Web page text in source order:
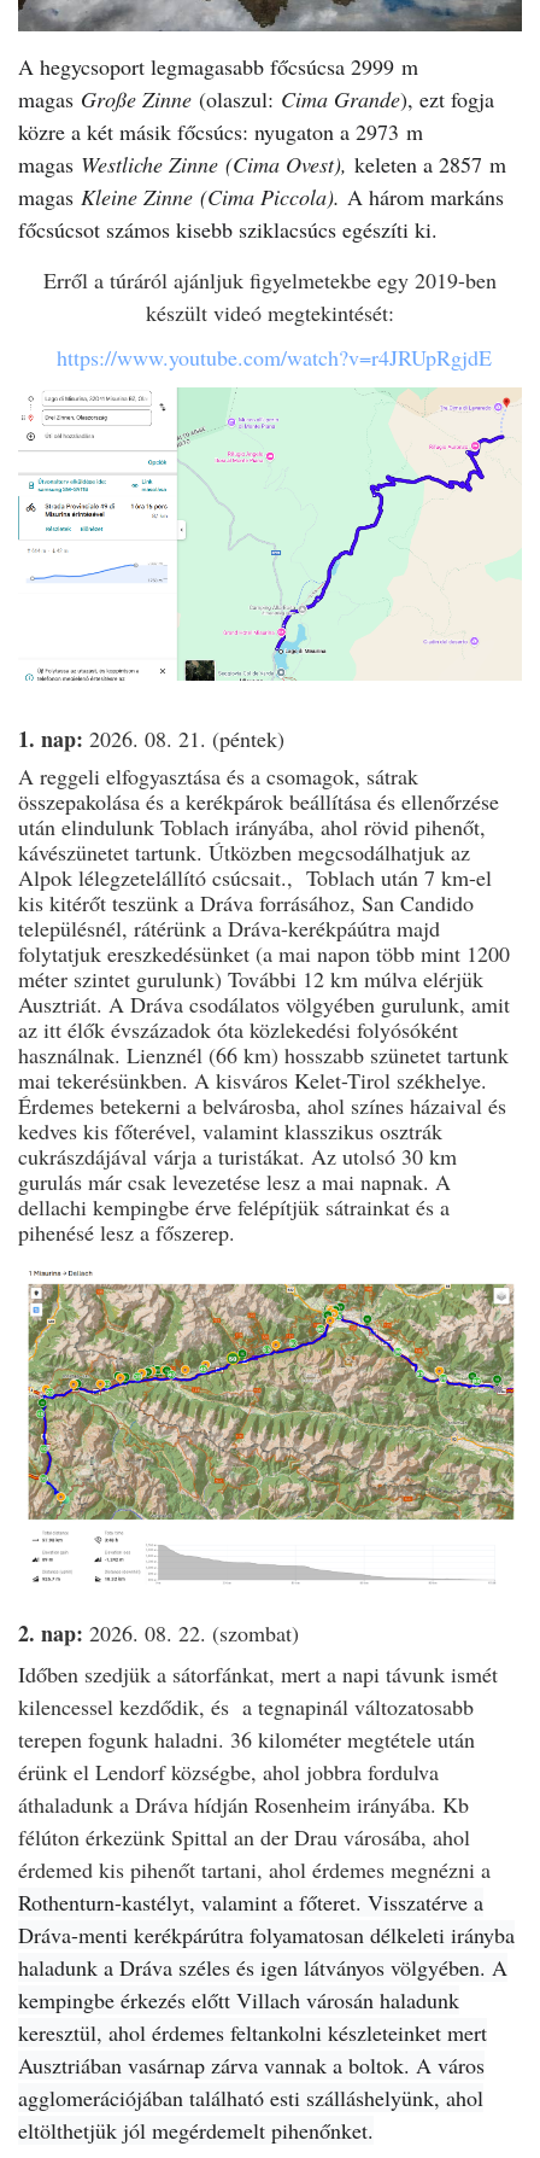
A hegycsoport legmagasabb főcsúcsa 2999 m
magas Große Zinne (olaszul: Cima Grande), ezt fogja
közre a két másik főcsúcs: nyugaton a 2973 m
magas Westliche Zinne (Cima Ovest), keleten a 2857 m
magas Kleine Zinne (Cima Piccola). A három markáns
főcsúcsot számos kisebb sziklacsúcs egészíti ki.
Erről a túráról ajánljuk figyelmetekbe egy 2019-ben
készült videó megtekintését:
https://www.youtube.com/watch?v=r4JRUpRgjdE
1. nap: 2026. 08. 21. (péntek)
A reggeli elfogyasztása és a csomagok, sátrak
összepakolása és a kerékpárok beállítása és ellenőrzése
után elindulunk Toblach irányába, ahol rövid pihenőt,
kávészünetet tartunk. Útközben megcsodálhatjuk az
Alpok lélegzetelállító csúcsait., Toblach után 7 km-el
kis kitérőt teszünk a Dráva forrásához, San Candido
településnél, rátérünk a Dráva-kerékpáútra majd
folytatjuk ereszkedésünket (a mai napon több mint 1200
méter szintet gurulunk) További 12 km múlva elérjük
Ausztriát. A Dráva csodálatos völgyében gurulunk, amit
az itt élők évszázadok óta közlekedési folyósóként
használnak. Lienznél (66 km) hosszabb szünetet tartunk
mai tekerésünkben. A kisváros Kelet-Tirol székhelye.
Érdemes betekerni a belvárosba, ahol színes házaival és
kedves kis főterével, valamint klasszikus osztrák
cukrászdájával várja a turistákat. Az utolsó 30 km
gurulás már csak levezetése lesz a mai napnak. A
dellachi kempingbe érve felépítjük sátrainkat és a
pihenésé lesz a főszerep.
2. nap: 2026. 08. 22. (szombat)
Időben szedjük a sátorfánkat, mert a napi távunk ismét
kilencessel kezdődik, és a tegnapinál változatosabb
terepen fogunk haladni. 36 kilométer megtétele után
érünk el Lendorf községbe, ahol jobbra fordulva
áthaladunk a Dráva hídján Rosenheim irányába. Kb
félúton érkezünk Spittal an der Drau városába, ahol
érdemed kis pihenőt tartani, ahol érdemes megnézni a
Rothenturn-kastélyt, valamint a főteret. Visszatérve a
Dráva-menti kerékpárútra folyamatosan délkeleti irányba
haladunk a Dráva széles és igen látványos völgyében. A
kempingbe érkezés előtt Villach városán haladunk
keresztül, ahol érdemes feltankolni készleteinket mert
Ausztriában vasárnap zárva vannak a boltok. A város
agglomerációjában található esti szálláshelyünk, ahol
eltölthetjük jól megérdemelt pihenőnket.